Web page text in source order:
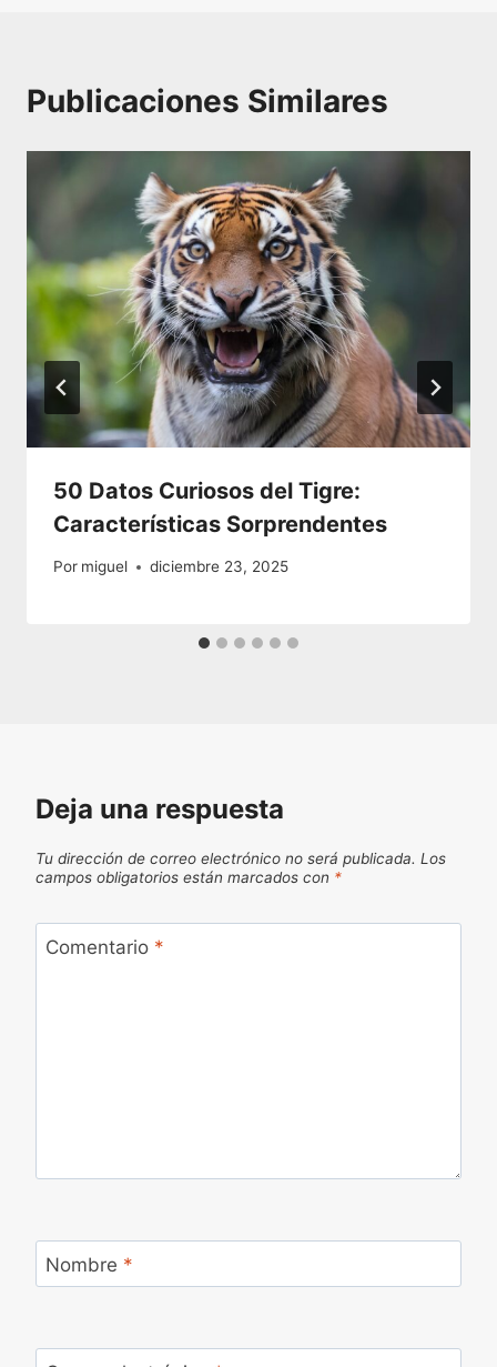
Publicaciones Similares
50 Datos Curiosos del Tigre:
Características Sorprendentes
Por miguel diciembre 23, 2025
Deja una respuesta
Tu dirección de correo electrónico no será publicada. Los
campos obligatorios están marcados con *
Comentario *
Nombre *